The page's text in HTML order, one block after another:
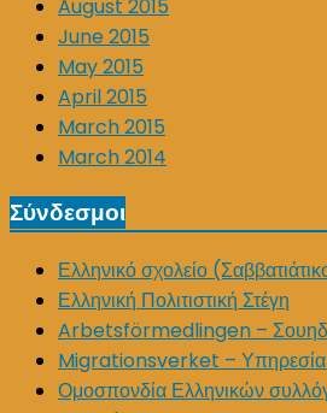
August 2015
June 2015
May 2015
April 2015
March 2015
March 2014
Σύνδεσμοι
Ελληνικό σχολείο
Ελληνική Πολιτιστική Στέγη
Arbetsförmedlingen –
Migrationsverket – Υπηρεσία
Ομοσπονδία Ελληνικών